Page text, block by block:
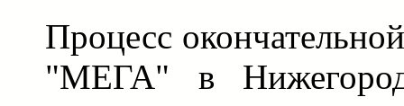
Процесс
"МЕГА" в